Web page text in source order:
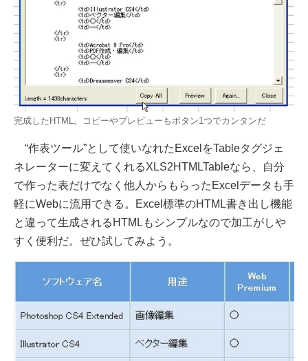
完成したHTML。コピーやプレビューもボタン1つでカンタンだ
“作表ツール”として使いなれたExcelをTableタグジェ
ネレーターに変えてくれるXLS2HTMLTableなら、自分
で作った表だけでなく他人からもらったExcelデータも手
軽にWebに流用できる。Excel標準のHTML書き出し機能
と違って生成されるHTMLもシンプルなので加工がしや
すく便利だ。ぜひ試してみよう。